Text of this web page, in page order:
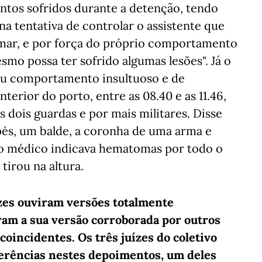
sofridos durante a detenção, tendo
tentativa de controlar o assistente que
e por força do próprio comportamento
possa ter sofrido algumas lesões". Já o
comportamento insultuoso e de
do porto, entre as 08.40 e as 11.46,
guardas e por mais militares. Disse
um balde, a coronha de uma arma e
médico indicava hematomas por todo o
tirou na altura.
ouviram versões totalmente
a sua versão corroborada por outros
Os três juízes do coletivo
nestes depoimentos, um deles